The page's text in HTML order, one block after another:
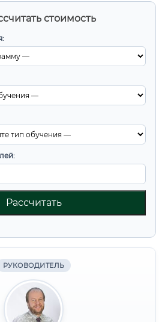
стоимость
Рассчитать
РУКОВОДИТЕЛЬ